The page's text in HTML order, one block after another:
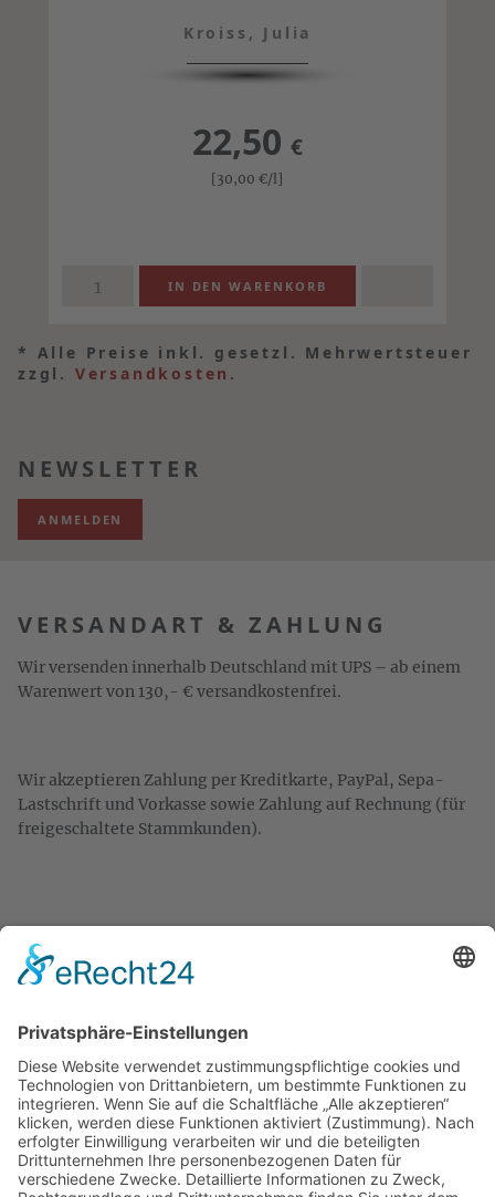
Kroiss, Julia
22,50 €
[30,00€/l]
* Alle Preise inkl. gesetzl. Mehrwertsteuer
zzgl. Versandkosten .
NEWSLETTER
ANMELDEN
VERSANDART & ZAHLUNG
Wir versenden innerhalb Deutschland mit UPS – ab einem
Warenwert von 130,- € versandkostenfrei.
Wir akzeptieren Zahlung per Kreditkarte, PayPal, Sepa-
Lastschrift und Vorkasse sowie Zahlung auf Rechnung (für
freigeschaltete Stammkunden).
KONTAKT
Spezialitäten aus Österreich
Daimlerstr. 21
50859 Köln
Telefon: 02234 802701
Fax: 02234 986145
Abholung und Verkauf
im Lagerausschließlich